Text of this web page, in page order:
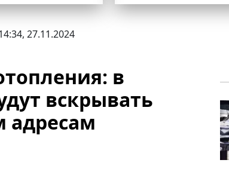
27.11.2024
в
вскрывать
адресам